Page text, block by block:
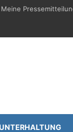
Meine
UNTERHALTUNG